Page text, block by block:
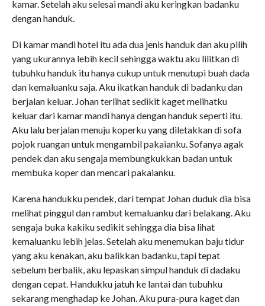
kamar. Setelah aku selesai mandi aku keringkan badanku
dengan handuk.
Di kamar mandi hotel itu ada dua jenis handuk dan aku pilih
yang ukurannya lebih kecil sehingga waktu aku lilitkan di
tubuhku handuk itu hanya cukup untuk menutupi buah dada
dan kemaluanku saja. Aku ikatkan handuk di badanku dan
berjalan keluar. Johan terlihat sedikit kaget melihatku
keluar dari kamar mandi hanya dengan handuk seperti itu.
Aku lalu berjalan menuju koperku yang diletakkan di sofa
pojok ruangan untuk mengambil pakaianku. Sofanya agak
pendek dan aku sengaja membungkukkan badan untuk
membuka koper dan mencari pakaianku.
Karena handukku pendek, dari tempat Johan duduk dia bisa
melihat pinggul dan rambut kemaluanku dari belakang. Aku
sengaja buka kakiku sedikit sehingga dia bisa lihat
kemaluanku lebih jelas. Setelah aku menemukan baju tidur
yang aku kenakan, aku balikkan badanku, tapi tepat
sebelum berbalik, aku lepaskan simpul handuk di dadaku
dengan cepat. Handukku jatuh ke lantai dan tubuhku
sekarang menghadap ke Johan. Aku pura-pura kaget dan